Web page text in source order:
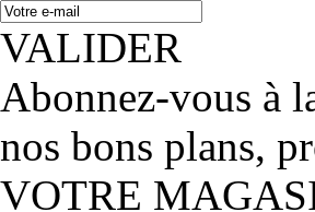
VALIDER
Abonnez-vous à
nos bons plans,
VOTRE